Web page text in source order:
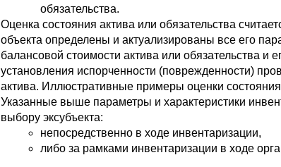
обязательства.
Оценка состояния актива или обязательства
объекта определены и актуализированы все его
балансовой стоимости актива или обязательства и
установления испорченности (поврежденности)
актива. Иллюстративные примеры оценки
Указанные выше параметры и характеристики
выбору эксубъекта:
непосредственно в ходе инвентаризации,
либо за рамками инвентаризации в ходе